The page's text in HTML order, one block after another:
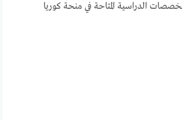
الدراسية المتاحة في منحة كوريا